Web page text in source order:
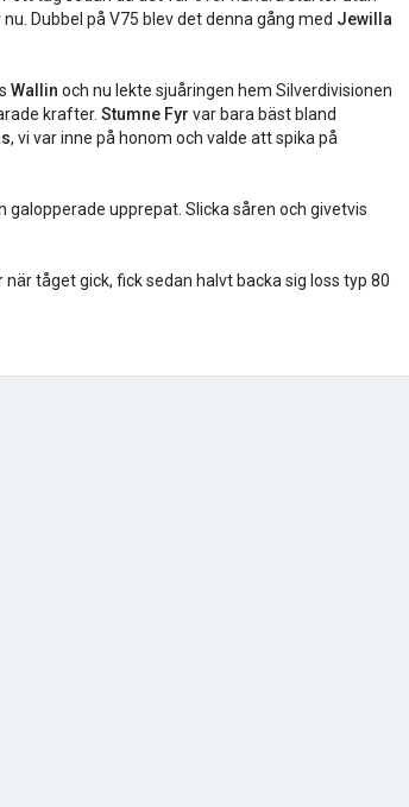
Dubbel på V75 blev det denna gång med Jewilla
Wallin och nu lekte sjuåringen hem Silverdivisionen
krafter. Stumne Fyr var bara bäst bland
, vi var inne på honom och valde att spika på
upprepat. Slicka såren och givetvis
tåget gick, fick sedan halvt backa sig loss typ 80